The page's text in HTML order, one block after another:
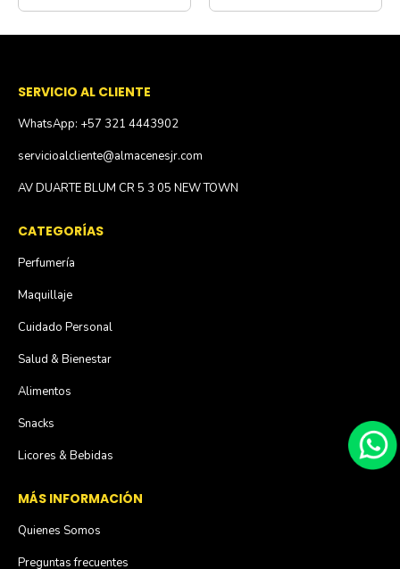
SERVICIO AL CLIENTE
WhatsApp: +57 321 4443902
servicioalcliente@almacenesjr.com
AV DUARTE BLUM CR 5 3 05 NEW TOWN
CATEGORÍAS
Perfumería
Maquillaje
Cuidado Personal
Salud & Bienestar
Alimentos
Snacks
Licores & Bebidas
MÁS INFORMACIÓN
Quienes Somos
Preguntas frecuentes